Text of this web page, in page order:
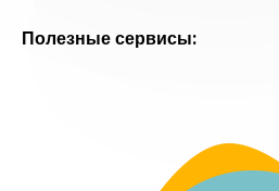
Полезные сервисы: